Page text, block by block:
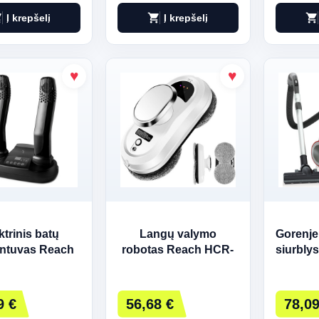
Į krepšelį shopping_cart Į krepšelį shopping_cart
batų
Reach
€
Langų valymo
robotas Reach HCR-
56,68 €